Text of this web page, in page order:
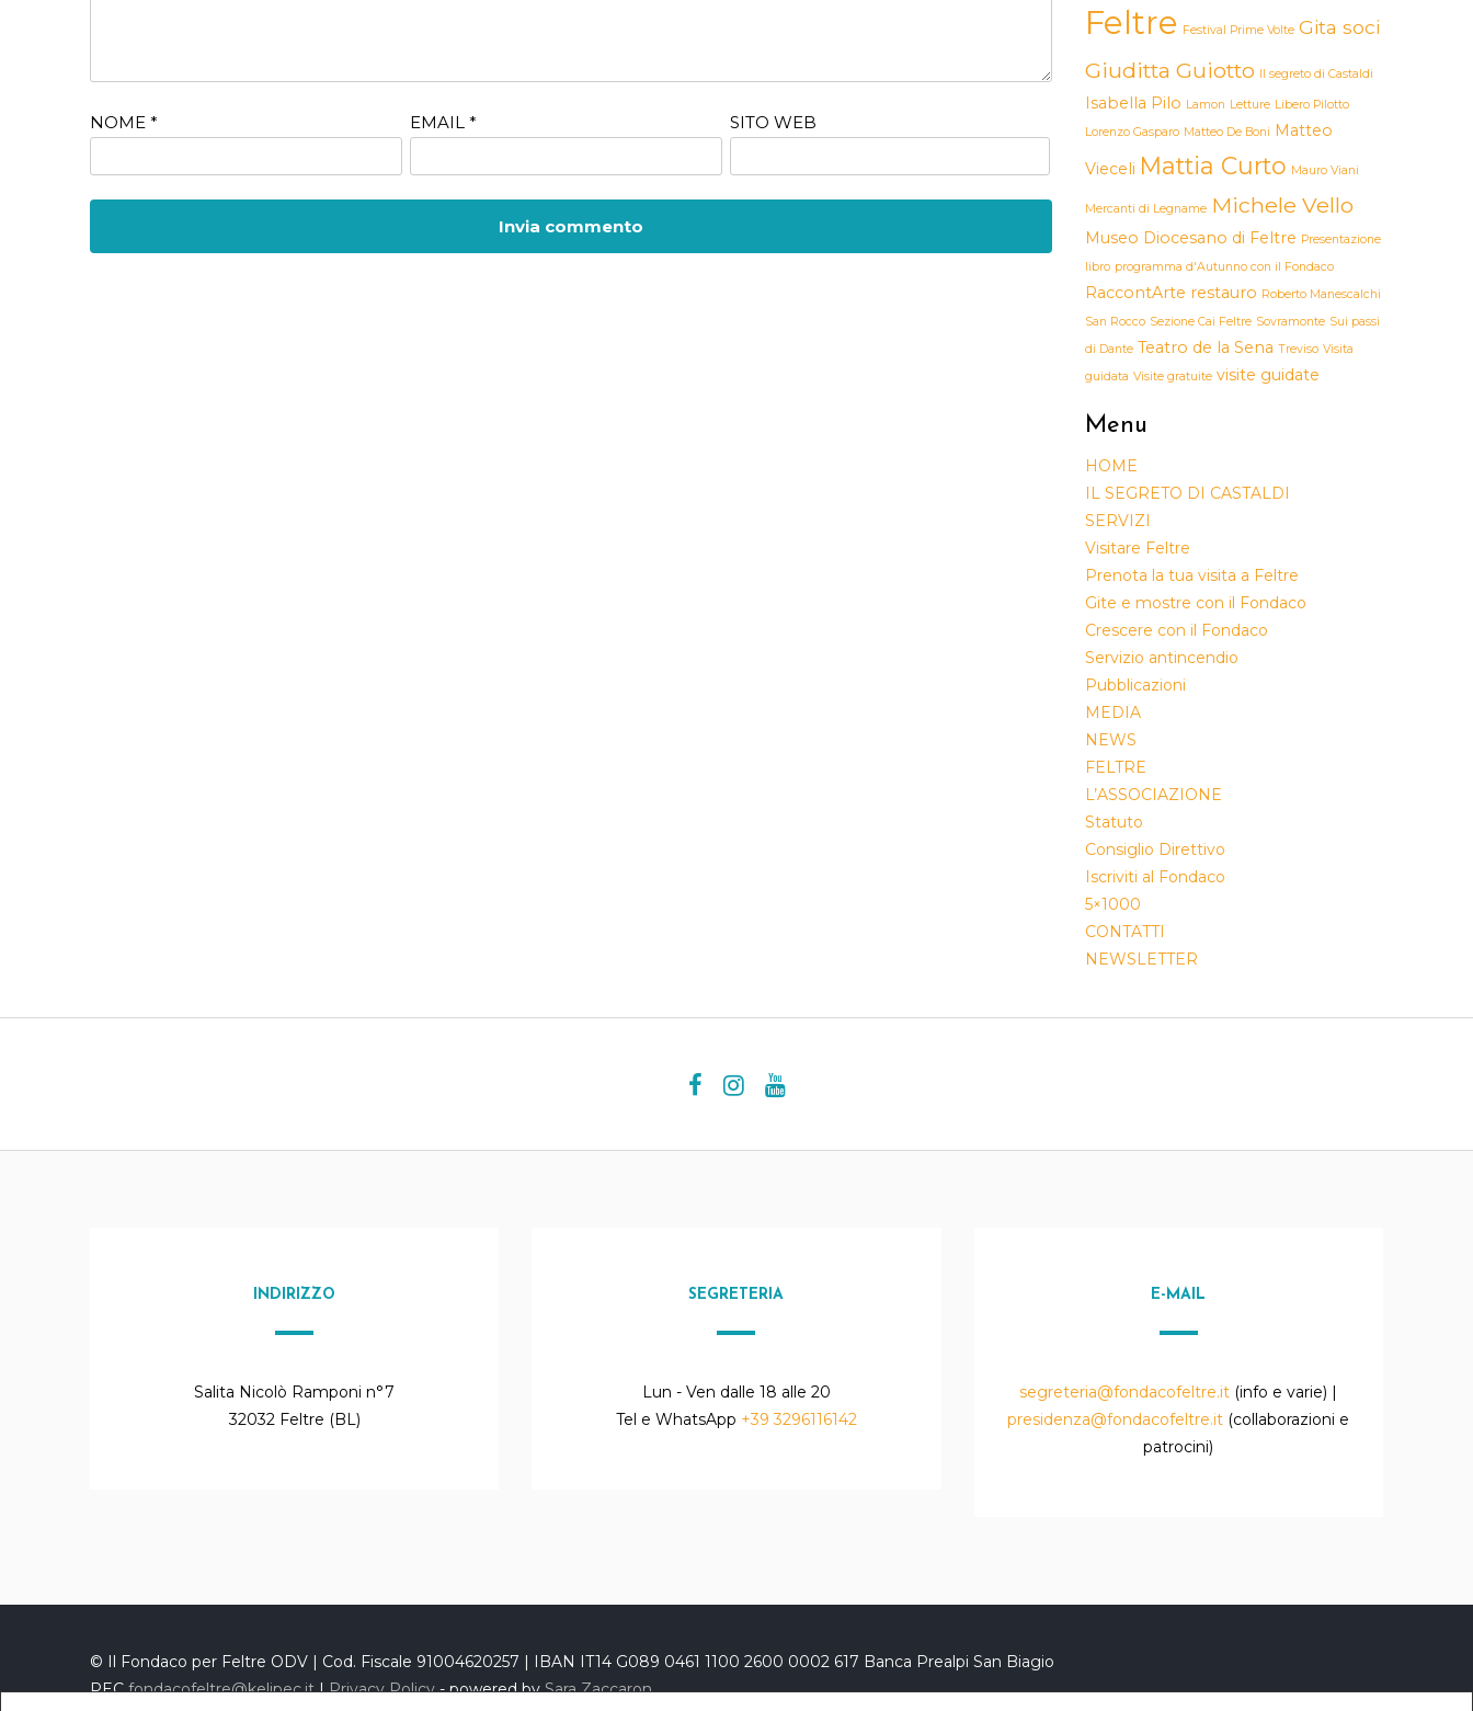
NOME * EMAIL* SITO WEB
Feltre Festival Prime Volte Gita soci
Giuditta Guiotto Il segreto di Castaldi
Isabella Pilo Lamon Letture Libero Pilotto
Lorenzo Gasparo Matteo De Boni Matteo
Vieceli Mattia Curto Mauro Viani
Mercanti di Legname Michele Vello
Museo Diocesano di Feltre Presentazione
libro programma d'Autunno con il Fondaco
RaccontArte restauro Roberto Manescalchi
San Rocco Sezione Cai Feltre Sovramonte Sui passi
di Dante Teatro de la Sena Treviso Visita
guidata Visite gratuite visite guidate
Menu
HOME
IL SEGRETO DI CASTALDI
SERVIZI
Visitare Feltre
Prenota la tua visita a Feltre
Gite e mostre con il Fondaco
Crescere con il Fondaco
Servizio antincendio
Pubblicazioni
MEDIA
NEWS
FELTRE
L’ASSOCIAZIONE
Statuto
Consiglio Direttivo
Iscriviti al Fondaco
5×1000
CONTATTI
NEWSLETTER
INDIRIZZO
Salita Nicolò Ramponi n°7
32032 Feltre (BL)
SEGRETERIA
Lun - Ven dalle 18 alle 20
Tel e WhatsApp +39 3296116142
E-MAIL
segreteria@fondacofeltre.it (info e varie) |
presidenza@fondacofeltre.it (collaborazioni e
patrocini)
© Il Fondaco per Feltre ODV | Cod. Fiscale 91004620257 | IBAN IT14 G089 0461 1100 2600 0002 617 Banca Prealpi San Biagio
PECfondacofeltre@kelipec.it|Privacy Policy- powered bySara Zaccaron